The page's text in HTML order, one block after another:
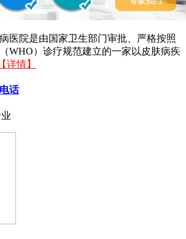
医院是由国家卫生部门审批、严格按照
WHO）诊疗规范建立的一家以皮肤病疾
【详情】
话